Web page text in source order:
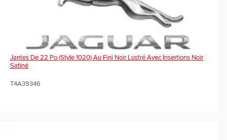
Jantes De 22 Po (Style 1020) Au Fini Noir Lustré Avec Insertions Noir
Satiné
T4A39346